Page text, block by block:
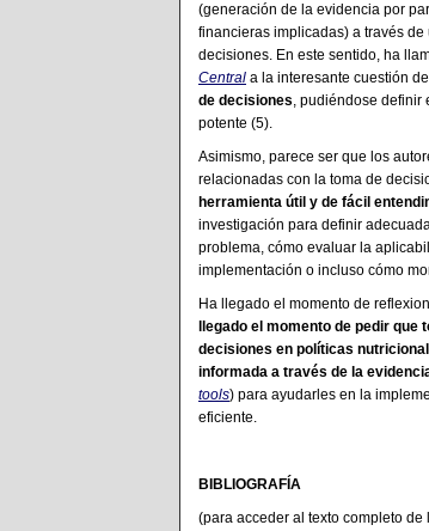
(generación de la evidencia por
financieras implicadas) a través
decisiones. En este sentido, ha
Central a la interesante cuestión de
de decisiones, pudiéndose definir
potente (5).
Asimismo, parece ser que los
relacionadas con la toma de
herramienta útil y de fácil
investigación para definir
problema, cómo evaluar la
implementación o incluso cómo
Ha llegado el momento de
llegado el momento de pedir
decisiones en políticas
informada a través de la
tools) para ayudarles en la
eficiente.
BIBLIOGRAFÍA
(para acceder al texto completo de